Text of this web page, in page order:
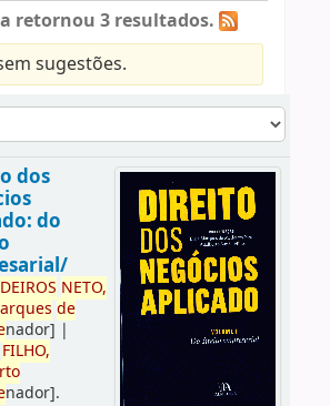
retornou 3 resultados.
sugestões.
dos
do
DEIROS NETO,
de
nador] |
FILHO,
nador].